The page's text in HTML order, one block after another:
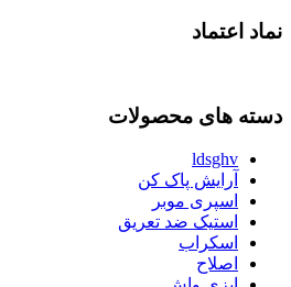
نماد اعتماد
دسته های محصولات
ldsghv
آرایش پاک کن
اسپری موبر
استیک ضد تعریق
اسکراب
اصلاح